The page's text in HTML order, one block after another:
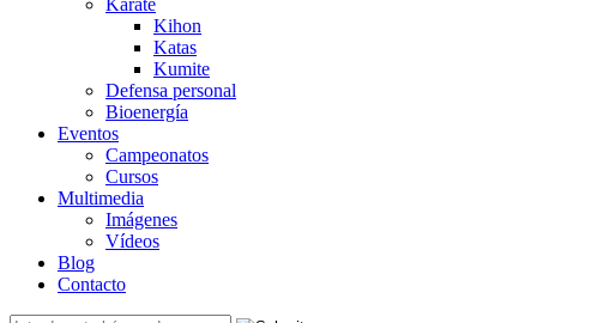
Kihon
Katas
Kumite
Defensa personal
Bioenergía
Eventos
Campeonatos
Cursos
Multimedia
Imágenes
Vídeos
Blog
Contacto